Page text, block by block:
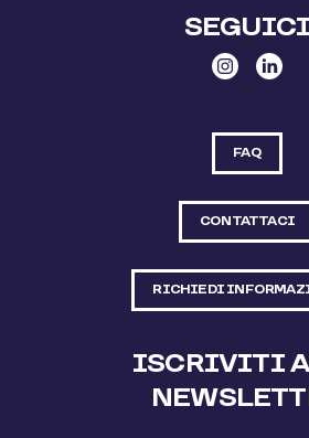
SEGUICI
FAQ
CONTATTACI
RICHIEDI
ISCRIVITI